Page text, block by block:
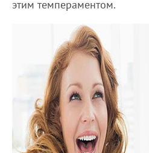
этим темпераментом.